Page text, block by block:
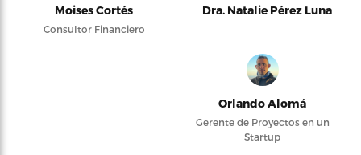
Moises Cortés
Consultor Financiero
Dra. Natalie Pérez Luna
Orlando Alomá
Gerente de Proyectos en un
Startup